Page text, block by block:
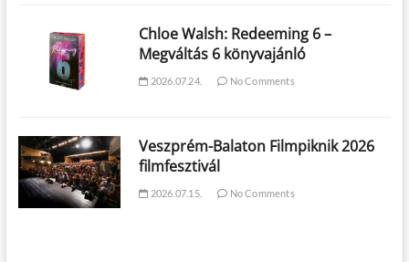
Chloe Walsh: Redeeming 6 –
Megváltás 6 könyvajánló
2026.07.24. No Comments
Veszprém-Balaton Filmpiknik 2026
filmfesztivál
2026.07.15. No Comments